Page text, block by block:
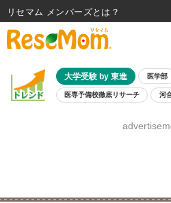
大学受験 by 東進 医学部
医専予備校徹底リサーチ 河
8月開催学校説明会
リセマム メンバーズ